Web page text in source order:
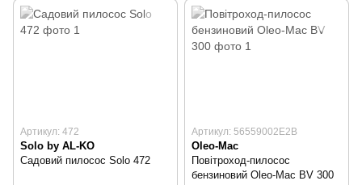
Артикул: 472
Solo by AL-KO
Садовий пилосос Solo 472
Артикул: 56559002E2B
Oleo-Mac
Повітроход-пилосос
бензиновий Oleo-Mac BV 300